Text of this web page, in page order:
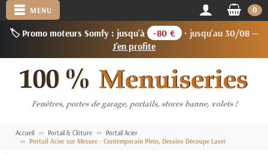
🏷️ Promo moteurs Somfy : jusqu'à -80 €
· jusqu'au 30/08 —
J'en profite
MENU 0
Accueil Portail & Clôture
Portail Acier
Portail Acier sur Mesure - Contemporain Plein, Dessins Découpe Laser